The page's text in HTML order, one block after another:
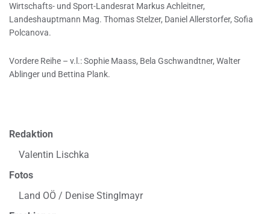
Wirtschafts- und Sport-Landesrat Markus Achleitner,
Landeshauptmann Mag. Thomas Stelzer, Daniel Allerstorfer, Sofia
Polcanova.
Vordere Reihe – v.l.: Sophie Maass, Bela Gschwandtner, Walter
Ablinger und Bettina Plank.
Redaktion
Valentin Lischka
Fotos
Land OÖ / Denise Stinglmayr